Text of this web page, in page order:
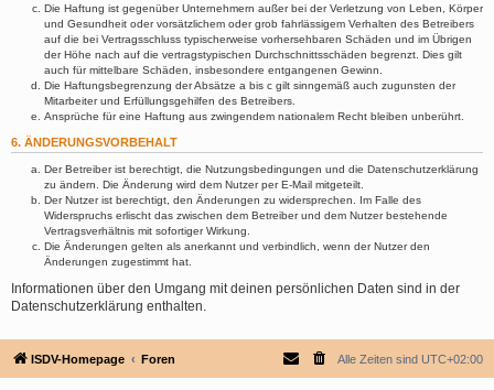
Die Haftung ist gegenüber Unternehmern außer bei der Verletzung von Leben, Körper
und Gesundheit oder vorsätzlichem oder grob fahrlässigem Verhalten des Betreibers
auf die bei Vertragsschluss typischerweise vorhersehbaren Schäden und im Übrigen
der Höhe nach auf die vertragstypischen Durchschnittsschäden begrenzt. Dies gilt
auch für mittelbare Schäden, insbesondere entgangenen Gewinn.
Die Haftungsbegrenzung der Absätze a bis c gilt sinngemäß auch zugunsten der
Mitarbeiter und Erfüllungsgehilfen des Betreibers.
Ansprüche für eine Haftung aus zwingendem nationalem Recht bleiben unberührt.
6. ÄNDERUNGSVORBEHALT
Der Betreiber ist berechtigt, die Nutzungsbedingungen und die Datenschutzerklärung
zu ändern. Die Änderung wird dem Nutzer per E-Mail mitgeteilt.
Der Nutzer ist berechtigt, den Änderungen zu widersprechen. Im Falle des
Widerspruchs erlischt das zwischen dem Betreiber und dem Nutzer bestehende
Vertragsverhältnis mit sofortiger Wirkung.
Die Änderungen gelten als anerkannt und verbindlich, wenn der Nutzer den
Änderungen zugestimmt hat.
Informationen über den Umgang mit deinen persönlichen Daten sind in der
Datenschutzerklärung enthalten.
ISDV-Homepage Foren Alle Zeiten sind UTC+02:00